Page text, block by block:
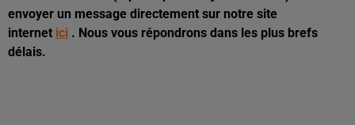
envoyer un message directement sur notre site
internet ici . Nous vous répondrons dans les plus brefs
délais.